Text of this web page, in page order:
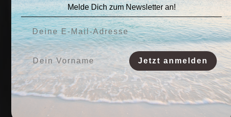
Melde Dich zum Newsletter an!
Deine E-Mail-Adresse:
Vorname:
Jetzt anmelden